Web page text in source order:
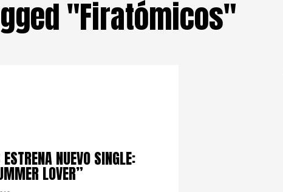
"Firatómicos"
NUEVO SINGLE:
LOVER”